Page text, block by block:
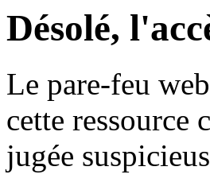
Désolé,
Le pare-feu
cette ressource
jugée